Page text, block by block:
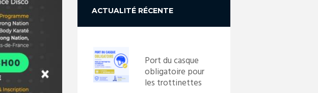
ACTUALITÉ RÉCENTE
Port du casque
obligatoire pour
les trottinettes